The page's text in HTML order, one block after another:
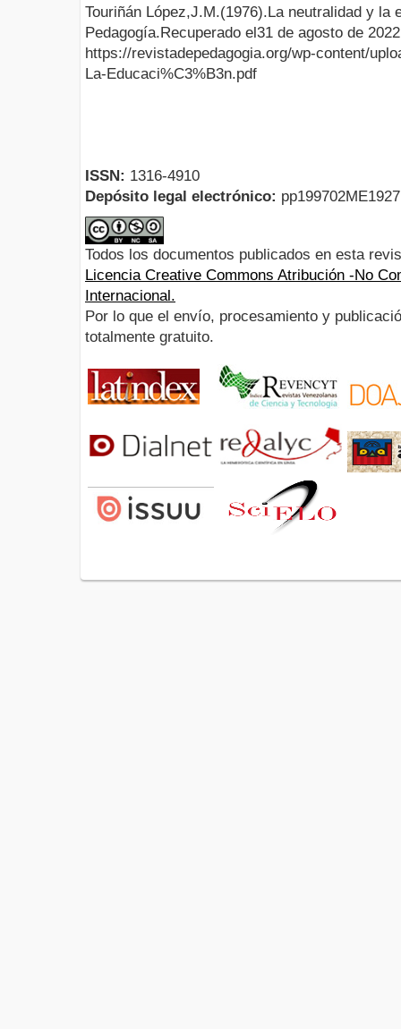
Touriñán López,J.M.(1976).La neutralidad y la
Pedagogía.Recuperado el31 de agosto de
https://revistadepedagogia.org/wp-content/
La-Educaci%C3%B3n.pdf
ISSN: 1316-4910
Depósito legal electrónico:
Todos los documentos publicados en esta
Licencia Creative Commons Atribución -No
Internacional.
Por lo que el envío, procesamiento y
totalmente gratuito.